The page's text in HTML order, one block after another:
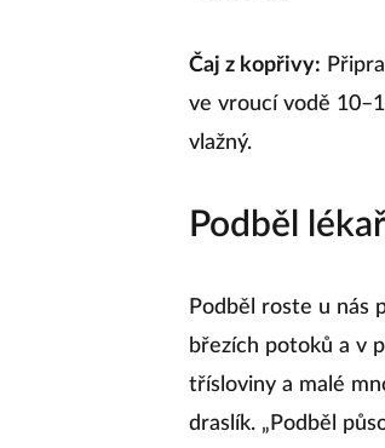
Čaj z kopřivy:
ve vroucí vodě
vlažný.
Podběl
Podběl roste u nás
březích potoků a v
třísloviny a malé
draslík. „Podběl